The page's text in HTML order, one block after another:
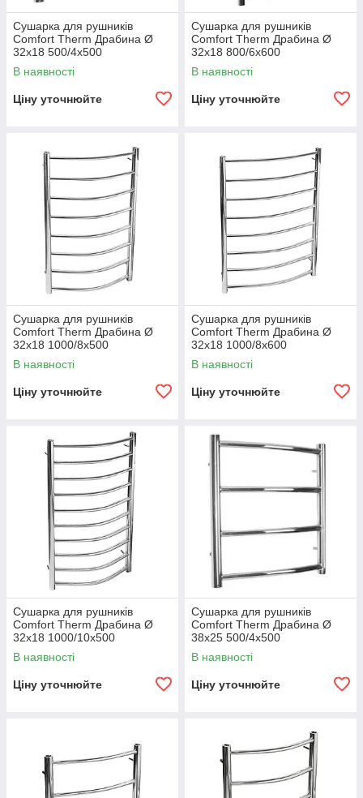
Сушарка для рушників
Comfort Therm Драбина Ø
32х18 500/4х500
В наявності
Ціну уточнюйте
Сушарка для рушників
Comfort Therm Драбина Ø
32х18 800/6х600
В наявності
Ціну уточнюйте
Сушарка для рушників
Comfort Therm Драбина Ø
32х18 1000/8х500
В наявності
Ціну уточнюйте
Сушарка для рушників
Comfort Therm Драбина Ø
32х18 1000/8х600
В наявності
Ціну уточнюйте
Сушарка для рушників
Comfort Therm Драбина Ø
32х18 1000/10х500
В наявності
Ціну уточнюйте
Сушарка для рушників
Comfort Therm Драбина Ø
38х25 500/4х500
В наявності
Ціну уточнюйте